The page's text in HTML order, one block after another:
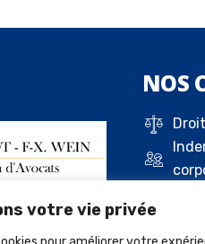
votre vie privée
NOS